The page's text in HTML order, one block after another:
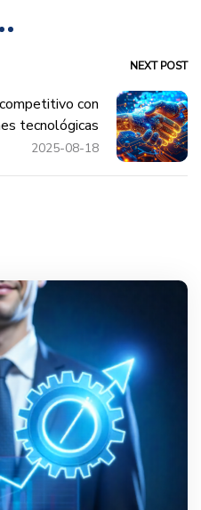
NEXT POST
con
tecnológicas
2025-08-18